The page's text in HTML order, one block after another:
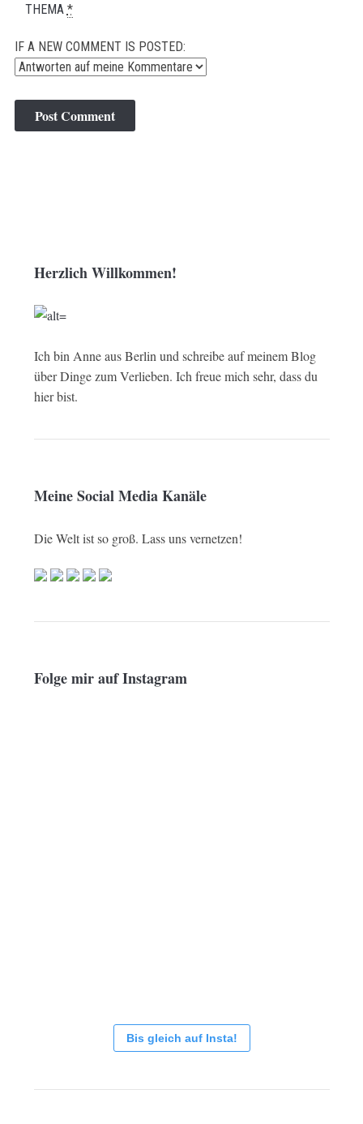
THEMA *
IF A NEW COMMENT IS POSTED:
Herzlich Willkommen!
Ich bin Anne aus Berlin und schreibe auf meinem Blog
über Dinge zum Verlieben. Ich freue mich sehr, dass du
hier bist.
Meine Social Media Kanäle
Die Welt ist so groß. Lass uns vernetzen!
Folge mir auf Instagram
Bis gleich auf Insta!